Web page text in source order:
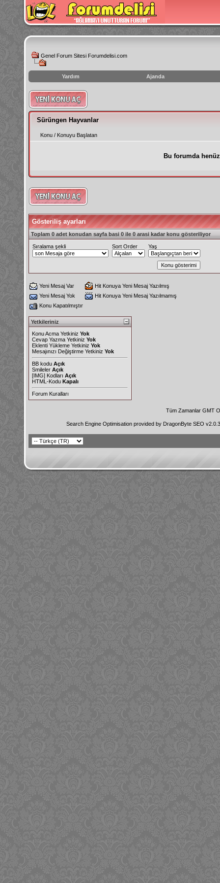
Genel Forum Sitesi Forumdelisi.com
Yardım Ajanda
instagram
izlenme
hilesi
Sürüngen Hayvanlar
Konu / Konuyu Başlatan
Bu forumda
Gösteriliş ayarları
Toplam 0 adet konudan sayfa basi 0 ile 0 arasi kadar konu gösteriliyor
Sıralama şekli Sort Order Yaş
Yeni Mesaj Var
Hit Konuya Yeni Mesaj Yazılmış
Yeni Mesaj Yok
Hit Konuya Yeni Mesaj Yazılmamış
Konu Kapatılmıştır
Yetkileriniz
Konu Acma Yetkiniz Yok
Cevap Yazma Yetkiniz Yok
Eklenti Yükleme Yetkiniz Yok
Mesajınızı Değiştirme Yetkiniz Yok
BB kodu Açık
Smileler Açık
[IMG] Kodları Açık
HTML-Kodu Kapalı
Forum Kuralları
Tüm Zamanlar GMT
Search Engine Optimisation provided by DragonByte SEO